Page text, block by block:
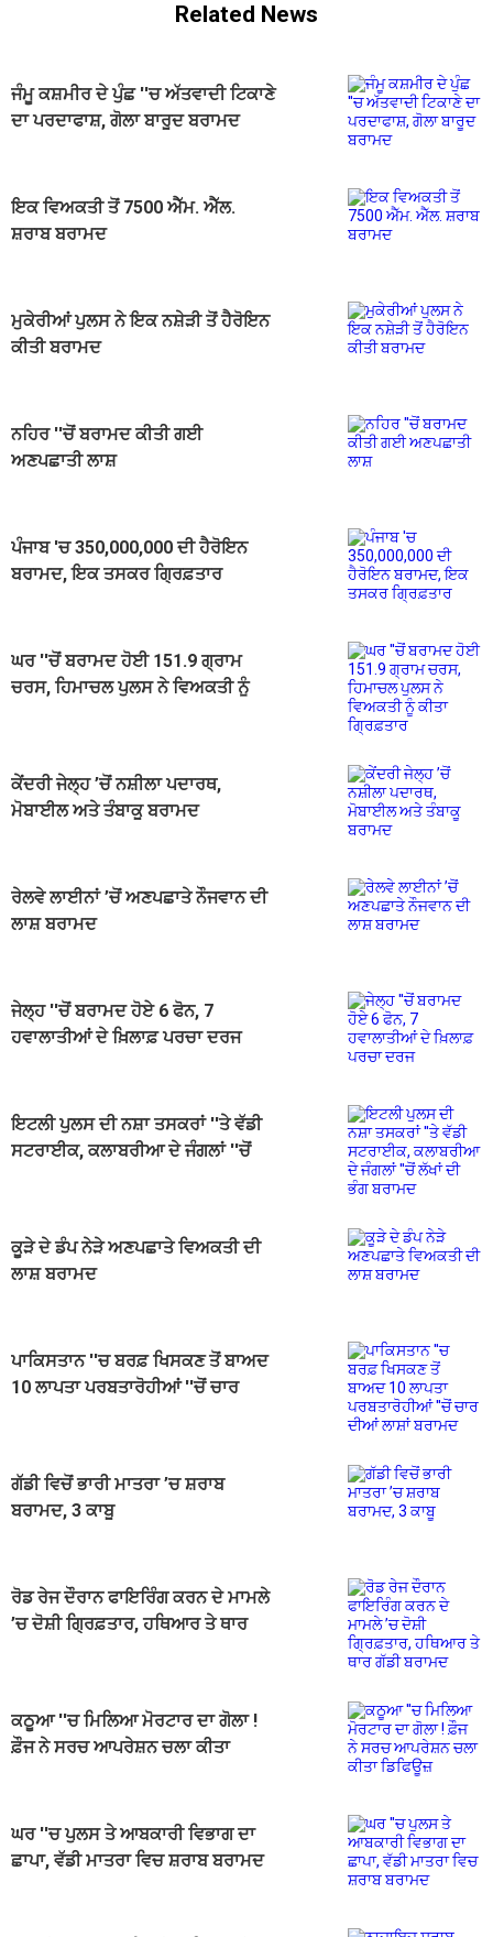
Related News
ਜੰਮੂ ਕਸ਼ਮੀਰ ਦੇ ਪੁੰਛ ''ਚ ਅੱਤਵਾਦੀ ਟਿਕਾਣੇ
ਦਾ ਪਰਦਾਫਾਸ਼, ਗੋਲਾ ਬਾਰੂਦ ਬਰਾਮਦ
ਇਕ ਵਿਅਕਤੀ ਤੋਂ 7500 ਐੱਮ. ਐੱਲ.
ਸ਼ਰਾਬ ਬਰਾਮਦ
ਮੁਕੇਰੀਆਂ ਪੁਲਸ ਨੇ ਇਕ ਨਸ਼ੇੜੀ ਤੋਂ ਹੈਰੋਇਨ
ਕੀਤੀ ਬਰਾਮਦ
ਨਹਿਰ ''ਚੋਂ ਬਰਾਮਦ ਕੀਤੀ ਗਈ
ਅਣਪਛਾਤੀ ਲਾਸ਼
ਪੰਜਾਬ 'ਚ 350,000,000 ਦੀ ਹੈਰੋਇਨ
ਬਰਾਮਦ, ਇਕ ਤਸਕਰ ਗ੍ਰਿਫ਼ਤਾਰ
ਘਰ ''ਚੋਂ ਬਰਾਮਦ ਹੋਈ 151.9 ਗ੍ਰਾਮ
ਚਰਸ, ਹਿਮਾਚਲ ਪੁਲਸ ਨੇ ਵਿਅਕਤੀ ਨੂੰ
ਕੇਂਦਰੀ ਜੇਲ੍ਹ ’ਚੋਂ ਨਸ਼ੀਲਾ ਪਦਾਰਥ,
ਮੋਬਾਈਲ ਅਤੇ ਤੰਬਾਕੂ ਬਰਾਮਦ
ਰੇਲਵੇ ਲਾਈਨਾਂ ’ਚੋਂ ਅਣਪਛਾਤੇ ਨੌਜਵਾਨ ਦੀ
ਲਾਸ਼ ਬਰਾਮਦ
ਜੇਲ੍ਹ ''ਚੋਂ ਬਰਾਮਦ ਹੋਏ 6 ਫੋਨ, 7
ਹਵਾਲਾਤੀਆਂ ਦੇ ਖ਼ਿਲਾਫ਼ ਪਰਚਾ ਦਰਜ
ਇਟਲੀ ਪੁਲਸ ਦੀ ਨਸ਼ਾ ਤਸਕਰਾਂ ''ਤੇ ਵੱਡੀ
ਸਟਰਾਈਕ, ਕਲਾਬਰੀਆ ਦੇ ਜੰਗਲਾਂ ''ਚੋਂ
ਕੂੜੇ ਦੇ ਡੰਪ ਨੇੜੇ ਅਣਪਛਾਤੇ ਵਿਅਕਤੀ ਦੀ
ਲਾਸ਼ ਬਰਾਮਦ
ਪਾਕਿਸਤਾਨ ''ਚ ਬਰਫ਼ ਖਿਸਕਣ ਤੋਂ ਬਾਅਦ
10 ਲਾਪਤਾ ਪਰਬਤਾਰੋਹੀਆਂ ''ਚੋਂ ਚਾਰ
ਗੱਡੀ ਵਿਚੋਂ ਭਾਰੀ ਮਾਤਰਾ ’ਚ ਸ਼ਰਾਬ
ਬਰਾਮਦ, 3 ਕਾਬੂ
ਰੋਡ ਰੇਜ ਦੌਰਾਨ ਫਾਇਰਿੰਗ ਕਰਨ ਦੇ ਮਾਮਲੇ
’ਚ ਦੋਸ਼ੀ ਗ੍ਰਿਫ਼ਤਾਰ, ਹਥਿਆਰ ਤੇ ਥਾਰ
ਕਠੂਆ ''ਚ ਮਿਲਿਆ ਮੋਰਟਾਰ ਦਾ ਗੋਲਾ !
ਫ਼ੌਜ ਨੇ ਸਰਚ ਆਪਰੇਸ਼ਨ ਚਲਾ ਕੀਤਾ
ਘਰ ''ਚ ਪੁਲਸ ਤੇ ਆਬਕਾਰੀ ਵਿਭਾਗ ਦਾ
ਛਾਪਾ, ਵੱਡੀ ਮਾਤਰਾ ਵਿਚ ਸ਼ਰਾਬ ਬਰਾਮਦ